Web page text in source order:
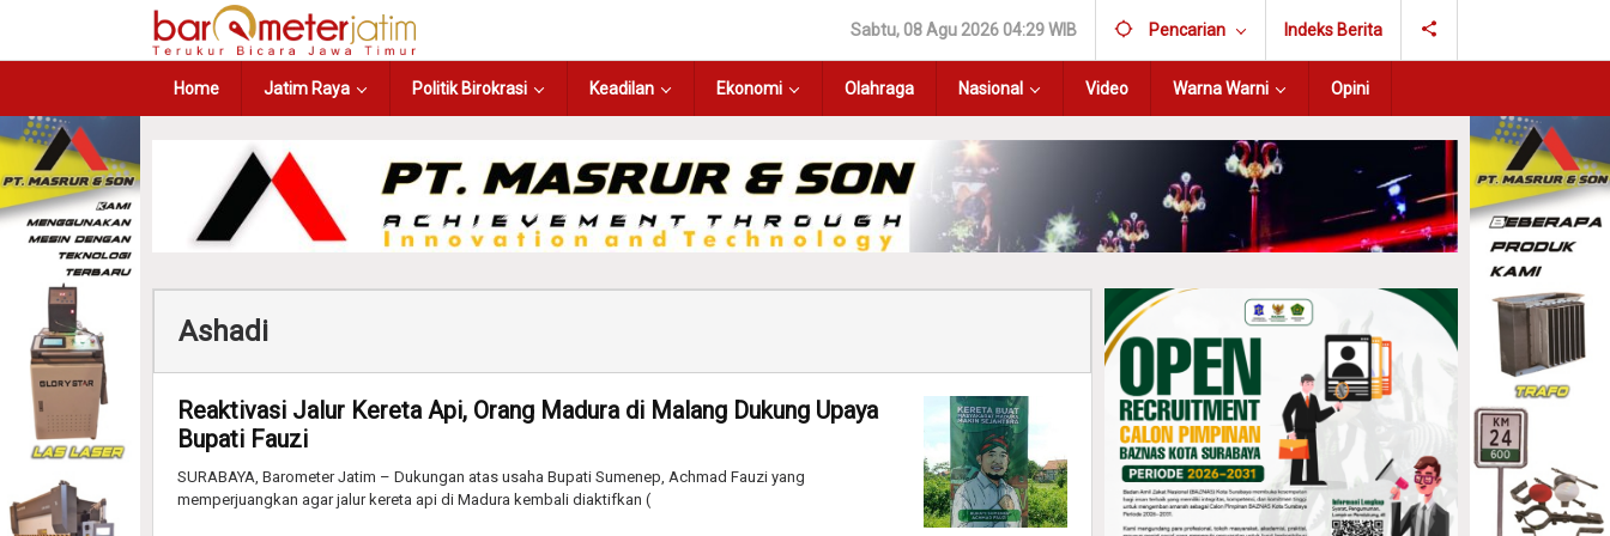
Sabtu, 08 Agu 2026 04:29 WIB Pencarian Indeks Berita
Home Jatim Raya Politik Birokrasi Keadilan Ekonomi Olahraga Nasional Video Warna Warni Opini
Ashadi
Reaktivasi Jalur Kereta Api, Orang Madura di Malang Dukung Upaya
Bupati Fauzi
SURABAYA, Barometer Jatim – Dukungan atas usaha Bupati Sumenep, Achmad Fauzi yang
memperjuangkan agar jalur kereta api di Madura kembali diaktifkan (